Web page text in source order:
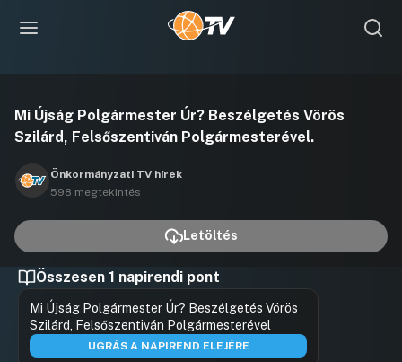
lejátszása
Mi Újság Polgármester Úr? Beszélgetés Vörös
Szilárd, Felsőszentiván Polgármesterével.
Önkormányzati TV hírek
598 megtekintés
Letöltés
Összesen 1 napirendi pont
Mi Újság Polgármester Úr? Beszélgetés Vörös
Szilárd, Felsőszentiván Polgármesterével
UGRÁS A NAPIREND ELEJÉRE